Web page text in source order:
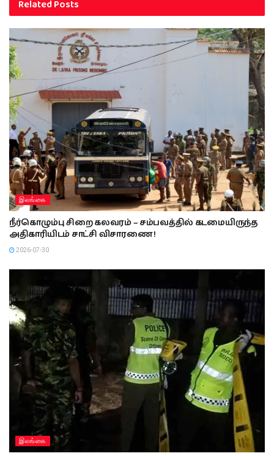
RelatedPosts
இலங்கை
நீர்கொழும்பு சிறை கலவரம் – சம்பவத்தில் கடமையிருந்த
அதிகாரியிடம் சாட்சி விசாரணை !
2026-07-30
இலங்கை